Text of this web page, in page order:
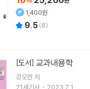
1,400원
9.5(8)
[도서] 교과내용학
강오한저
21세기사
2023.7.1.